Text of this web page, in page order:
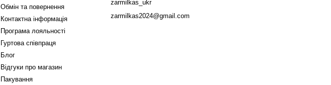
Обмін та повернення
Контактна інформація
Програма лояльності
Гуртова співпраця
Блог
Відгуки про магазин
Пакування
zarmilkas_ukr
zarmilkas2024@gmail.com